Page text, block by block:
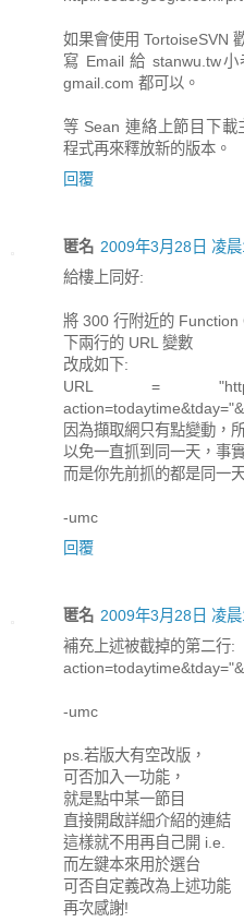
如果會使用 TortoiseSVN
寫 Email 給 stanwu.tw
gmail.com 都可以。
等 Sean 連絡上節目下
程式再來釋放新的版本。
回覆
匿名 2009年3月28日 凌
給樓上同好:
將 300 行附近的 Function
下兩行的 URL 變數
改成如下:
URL = "http://
因為擷取網只有點變動，
以免一直抓到同一天，事
而是你先前抓的都是同一
-umc
回覆
匿名 2009年3月28日 凌晨
補充上述被截掉的第二行:
-umc
ps.若版大有空改版，
可否加入一功能，
就是點中某一節目
直接開啟詳細介紹的連結
這樣就不用再自己開 i.e.
而左鍵本來用於選台
可否自定義改為上述功能
再次感謝!